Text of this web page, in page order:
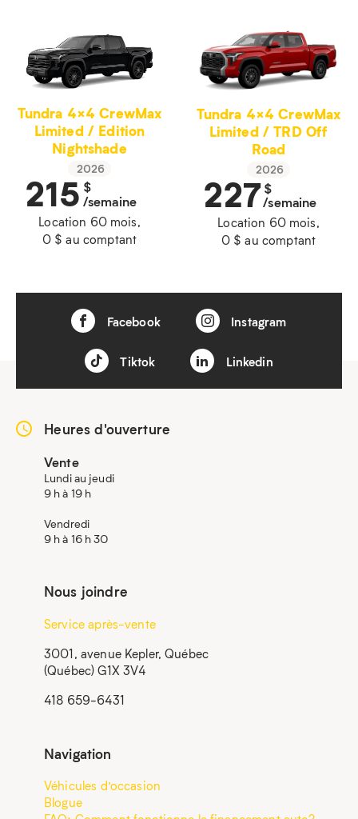
Tundra 4×4 CrewMax
Limited / Edition
Nightshade
2026
215 $
/semaine
Location 60 mois,
0 $ au comptant
Tundra 4×4 CrewMax
Limited / TRD Off
Road
2026
227$
/semaine
Location 60 mois,
0 $ au comptant
Facebook Instagram
Tiktok Linkedin
Heures d'ouverture
Vente
Lundi au jeudi
9 h à 19 h
Vendredi
9 h à 16 h 30
Nous joindre
Service après-vente
3001, avenue Kepler, Québec
(Québec) G1X 3V4
418 659-6431
Navigation
Véhicules d’occasion
Blogue